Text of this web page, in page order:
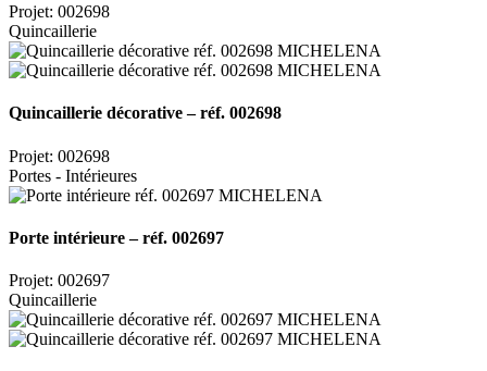
Projet: 002698
Quincaillerie
Quincaillerie décorative – réf. 002698
Projet: 002698
Portes - Intérieures
Porte intérieure – réf. 002697
Projet: 002697
Quincaillerie